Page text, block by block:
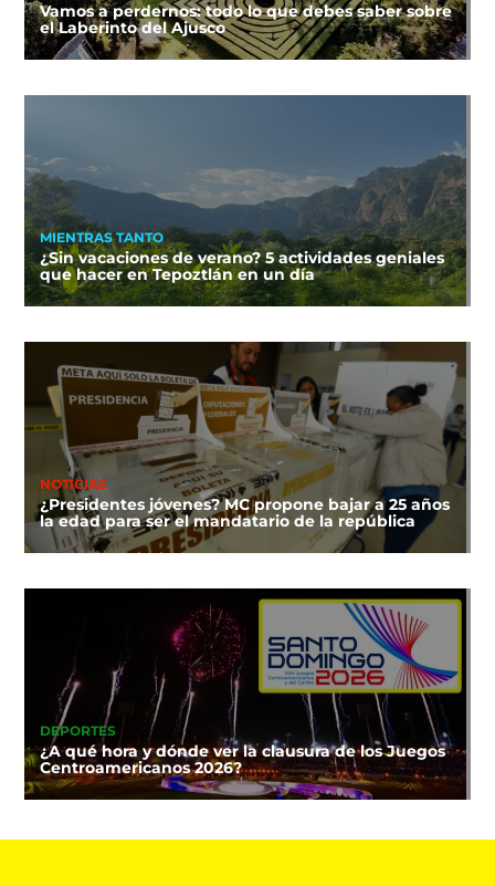
Vamos a perdernos: todo lo que debes saber sobre
el Laberinto del Ajusco
MIENTRAS TANTO
¿Sin vacaciones de verano? 5 actividades geniales
que hacer en Tepoztlán en un día
NOTICIAS
¿Presidentes jóvenes? MC propone bajar a 25 años
la edad para ser el mandatario de la república
DEPORTES
¿A qué hora y dónde ver la clausura de los Juegos
Centroamericanos 2026?